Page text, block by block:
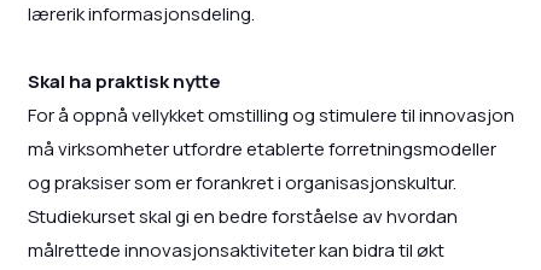
lærerik informasjonsdeling.
Skal ha praktisk nytte
For å oppnå vellykket omstilling og stimulere til innovasjon
må virksomheter utfordre etablerte forretningsmodeller
og praksiser som er forankret i organisasjonskultur.
Studiekurset skal gi en bedre forståelse av hvordan
målrettede innovasjonsaktiviteter kan bidra til økt